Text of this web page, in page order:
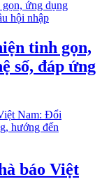
tinh gọn,
số, đáp ứng
báo Việt